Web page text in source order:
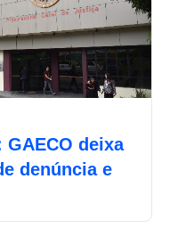
GAECO deixa
denúncia e